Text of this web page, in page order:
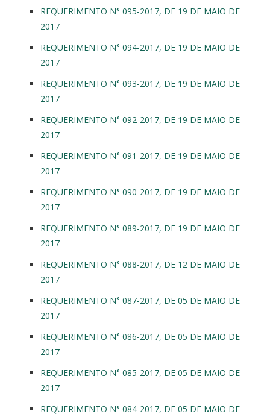
REQUERIMENTO N° 095-2017, DE 19 DE MAIO DE
2017
REQUERIMENTO N° 094-2017, DE 19 DE MAIO DE
2017
REQUERIMENTO N° 093-2017, DE 19 DE MAIO DE
2017
REQUERIMENTO N° 092-2017, DE 19 DE MAIO DE
2017
REQUERIMENTO N° 091-2017, DE 19 DE MAIO DE
2017
REQUERIMENTO N° 090-2017, DE 19 DE MAIO DE
2017
REQUERIMENTO N° 089-2017, DE 19 DE MAIO DE
2017
REQUERIMENTO N° 088-2017, DE 12 DE MAIO DE
2017
REQUERIMENTO N° 087-2017, DE 05 DE MAIO DE
2017
REQUERIMENTO N° 086-2017, DE 05 DE MAIO DE
2017
REQUERIMENTO N° 085-2017, DE 05 DE MAIO DE
2017
REQUERIMENTO N° 084-2017, DE 05 DE MAIO DE